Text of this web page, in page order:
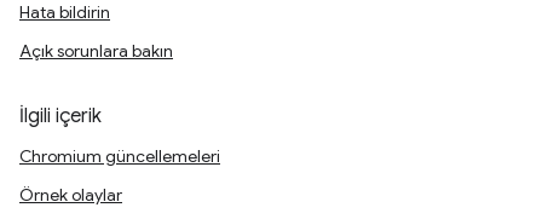
Hata bildirin
Açık sorunlara bakın
İlgili içerik
Chromium güncellemeleri
Örnek olaylar